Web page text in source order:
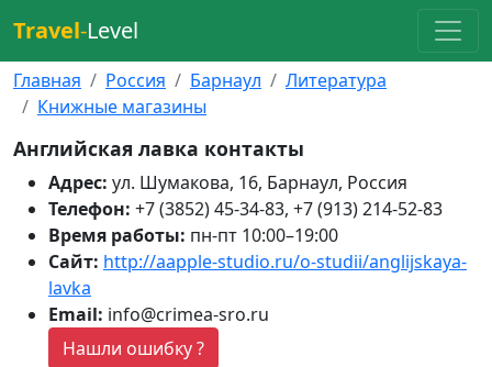
Travel-Level
Главная Россия Барнаул
Литература
Книжные магазины
Английская лавка контакты
Адрес: ул. Шумакова, 16, Барнаул, Россия
Телефон: +7 (3852) 45-34-83, +7 (913) 214-52-83
Время работы: пн-пт 10:00–19:00
Сайт: http://aapple-studio.ru/o-studii/anglijskaya-
lavka
Email: info@crimea-sro.ru
Нашли ошибку ?